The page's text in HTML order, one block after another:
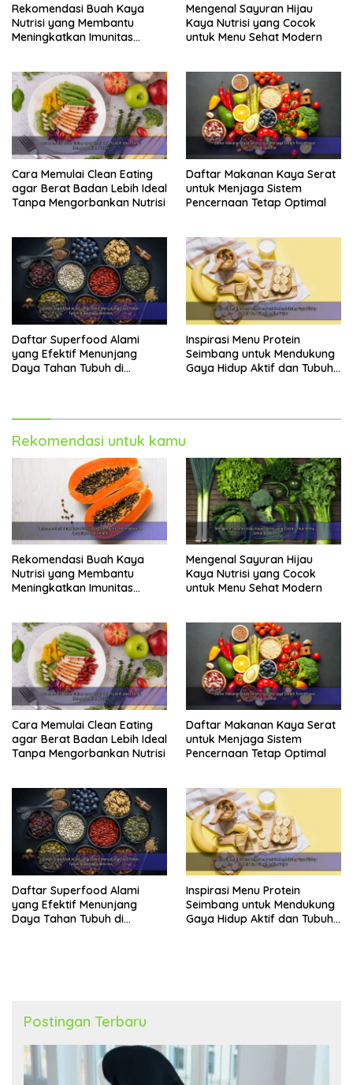
Rekomendasi Buah Kaya
Nutrisi yang Membantu
Meningkatkan Imunitas
Mengenal Sayuran Hijau
Kaya Nutrisi yang Cocok
untuk Menu Sehat Modern
Cara Memulai Clean Eating
agar Berat Badan Lebih Ideal
Tanpa Mengorbankan Nutrisi
Daftar Makanan Kaya Serat
untuk Menjaga Sistem
Pencernaan Tetap Optimal
Daftar Superfood Alami
yang Efektif Menunjang
Daya Tahan Tubuh di
Inspirasi Menu Protein
Seimbang untuk Mendukung
Gaya Hidup Aktif dan Tubuh
Rekomendasi untuk kamu
Rekomendasi Buah Kaya
Nutrisi yang Membantu
Meningkatkan Imunitas
Mengenal Sayuran Hijau
Kaya Nutrisi yang Cocok
untuk Menu Sehat Modern
Cara Memulai Clean Eating
agar Berat Badan Lebih Ideal
Tanpa Mengorbankan Nutrisi
Daftar Makanan Kaya Serat
untuk Menjaga Sistem
Pencernaan Tetap Optimal
Daftar Superfood Alami
yang Efektif Menunjang
Daya Tahan Tubuh di
Inspirasi Menu Protein
Seimbang untuk Mendukung
Gaya Hidup Aktif dan Tubuh
Postingan Terbaru